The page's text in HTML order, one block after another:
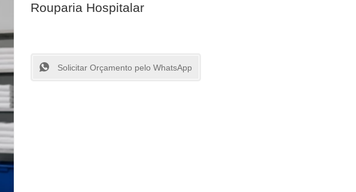
Rouparia Hospitalar
Solicitar Orçamento pelo WhatsApp